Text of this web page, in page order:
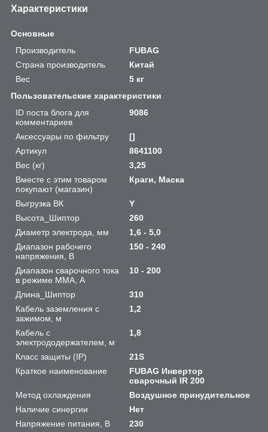
Характеристики
Основные
Производитель
FUBAG
Страна производитель
Китай
Вес
5 кг
Пользовательские характеристики
ID поста блога для
комментариев
9086
Аксессуары по фильтру
[]
Артикул
8641100
Вес (кг)
3,25
Вместе с этим товаром
покупают (магазин)
Краги, Маска
Выгрузка ВК
Y
Высота_Шиптор
260
Диаметр электрода, мм
1,6 - 5,0
Диапазон рабочего
напряжения, B
150 - 240
Диапазон сварочного тока
в режиме ММА, А
10 - 200
Длина_Шиптор
310
Кабель заземления с
зажимом, м
1,2
Кабель с
электрододержателем, м
1,8
Класс защиты (IP)
21S
Краткое наименование
FUBAG Инвертор
сварочный IR 200
Метод охлаждения
Воздушное принудительное
Наличие синергии
Нет
Напряжение питания, В
230